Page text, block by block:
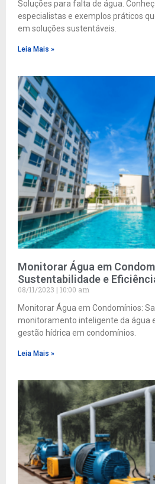
Soluções para falta de água.
especialistas e exemplos práticos
em soluções sustentáveis.
Leia Mais »
Monitorar Água em
Sustentabilidade e
08/11/2023
10:00 am
Monitorar Água em Condomínios:
monitoramento inteligente da água
gestão hídrica em condomínios.
Leia Mais »